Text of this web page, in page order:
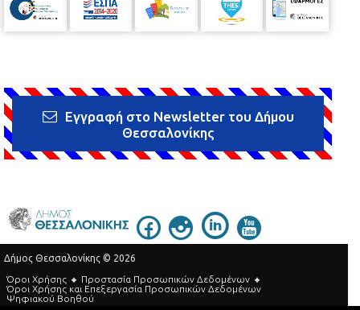
Εγγραφή στο Newsletter του Δήμου
Θεσσαλονίκης
Δήμος Θεσσαλονίκης © 2026
Όροι Χρήσης
Προστασία Προσωπικών Δεδομένων
Όροι Xρήσης και Eπεξεργασία Προσωπικών Δεδομένων
Ψηφιακού Βοηθού